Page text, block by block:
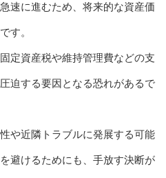
速に進むため、将来的な資産価
す。
定資産税や維持管理費などの支
迫する要因となる恐れがあるで
や近隣トラブルに発展する可能
避けるためにも、手放す決断が